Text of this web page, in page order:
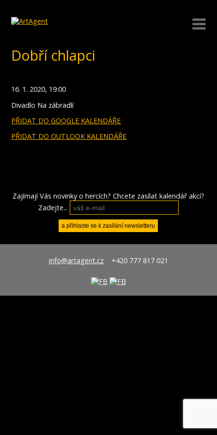
Dobří chlapci
16. 1. 2020, 19:00
Divadlo Na zábradlí
PŘIDAT DO GOOGLE KALENDÁŘE
PŘIDAT DO OUTLOOK KALENDÁŘE
Zajímají Vás novinky o hercích? Chcete zasílat kalendář akcí?
Zadejte...
info@artagent.cz+420 777 817 021